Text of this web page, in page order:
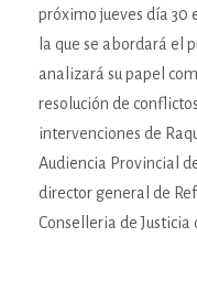
próximo jueves día 30
la que se abordará el
analizará su papel
resolución de
intervenciones de
Audiencia Provincial
director general de
Conselleria de